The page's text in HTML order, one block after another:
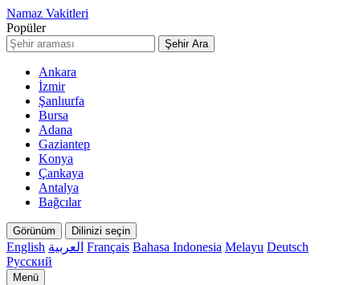
Namaz Vakitleri
Popüler
Şehir Ara
Ankara
İzmir
Şanlıurfa
Bursa
Adana
Gaziantep
Konya
Çankaya
Antalya
Bağcılar
Görünüm Dilinizi seçin
English العربية Français Bahasa Indonesia Melayu Deutsch
Русский
Menü